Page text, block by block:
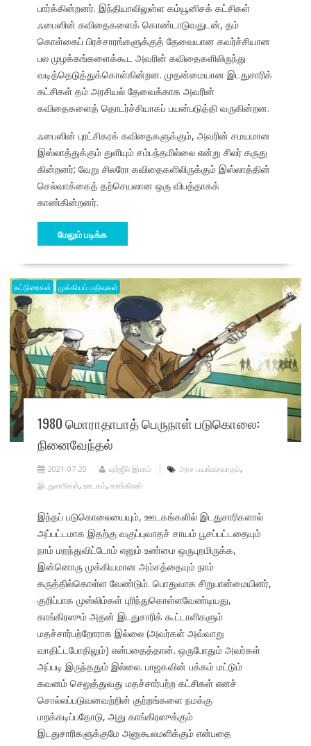
பார்க்கின்றனர். இந்தியாவிலுள்ள கம்யூனிசக் கட்சிகள்
ஃபைஸின் கவிதைகளைக் கொண்டாடுவதுடன், தம்
கொள்கைப் பிரச்சாரங்களுக்குத் தேவையான கவர்ச்சியான
பல முழக்கங்களைக்கூட அவரின் கவிதைகளிலிருந்து
வடித்தெடுத்துக்கொள்கின்றன. முதன்மையான இடதுசாரிக்
கட்சிகள் தம் அரசியல் தேவைக்காக அவரின்
கவிதைகளைத் தொடர்ச்சியாகப் பயன்படுத்தி வருகின்றன.
ஃபைஸின் புரட்சிகரக் கவிதைகளுக்கும், அவரின் சமயமான
இஸ்லாத்துக்கும் துளியும் சம்பந்தமில்லை என்று சிலர் கருது​
கின்றனர்; வேறு சிலரோ கவிதைகளிலிருக்கும் இஸ்லாத்தின்
செல்வாக்கைத் தற்செயலான ஒரு விபத்தாகக்
காண்கின்றனர்.
மேலும் படிக்க
கட்டுரைகள் முக்கியப் பதிவுகள்
1980 மொராதாபாத் பெருநாள் படுகொலை:
நினைவேந்தல்
2021-07-20 ஷர்ஜீல் இமாம் அரச பயங்கரவாதம்,
இடதுசாரிகள், ஊடகம், காங்கிரஸ்
இந்தப் படுகொலையையும், ஊடகங்களில் இடதுசாரிகளால்
அப்பட்டமாக இதற்கு வகுப்புவாதச் சாயம் பூசப்பட்டதையும்
நாம் மறந்துவிட்டோம் எனும் உண்மை ஒருபுறமிருக்க,
இன்னொரு முக்கியமான அம்சத்தையும் நாம்
கருத்தில்கொள்ள வேண்டும். பொதுவாக சிறுபான்மையினர்,
குறிப்பாக முஸ்லிம்கள் புரிந்துகொள்ளவேண்டியது,
காங்கிரஸும் அதன் இடதுசாரிக் கூட்டாளிகளும்
மதச்சார்பற்றோராக இல்லை (அவர்கள் அவ்வாறு
வாதிட்டபோதிலும்) என்பதைத்தான். ஒருபோதும் அவர்கள்
அப்படி இருந்ததும் இல்லை. பாஜகவின் பக்கம் மட்டும்
கவனம் செலுத்துவது மதச்சார்பற்ற கட்சிகள் எனச்
சொல்லப்படுவனவற்றின் குற்றங்களை நமக்கு
மறக்கடிப்பதோடு, அது காங்கிரஸுக்கும்
இடதுசாரிகளுக்குமே அனுகூலமளிக்கும் என்பதை